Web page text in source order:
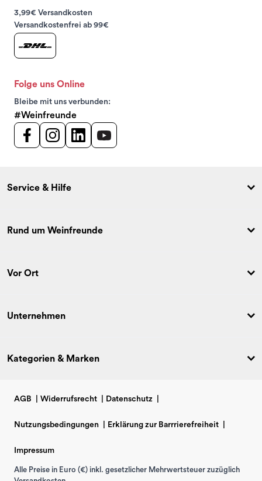
3,99€ Versandkosten
Versandkostenfrei ab 99€
Folge uns Online
Bleibe mit uns verbunden:
#Weinfreunde
Service & Hilfe
Rund um Weinfreunde
Vor Ort
Unternehmen
Kategorien & Marken
AGB Widerrufsrecht Datenschutz
Nutzungsbedingungen Erklärung zur Barrrierefreiheit
Impressum
Alle Preise in Euro (€) inkl. gesetzlicher Mehrwertsteuer zuzüglich